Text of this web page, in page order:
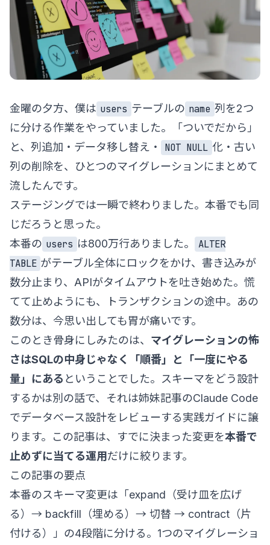
金曜の夕方、僕は users テーブルの name 列を2つ
に分ける作業をやっていました。「ついでだから」
と、列追加・データ移し替え・
NOT NULL 化・古い
列の削除を、ひとつのマイグレーションにまとめて
流したんです。
ステージングでは一瞬で終わりました。本番でも同
じだろうと思った。
本番の users は800万行ありました。
ALTER
TABLE がテーブル全体にロックをかけ、書き込みが
数分止まり、APIがタイムアウトを吐き始めた。慌
てて止めようにも、トランザクションの途中。あの
数分は、今思い出しても胃が痛いです。
このとき骨身にしみたのは、 マイグレーションの怖
さはSQLの中身じゃなく「順番」と「一度にやる
量」にある ということでした。スキーマをどう設計
するかは別の話で、それは姉妹記事のClaude Code
でデータベース設計をレビューする実践ガイドに譲
ります。この記事は、すでに決まった変更を本番で
止めずに当てる運用だけに絞ります。
この記事の要点
本番のスキーマ変更は「expand（受け皿を広げ
る）→ backfill（埋める）→ 切替 → contract（片
付ける）」の4段階に分ける。1つのマイグレーショ